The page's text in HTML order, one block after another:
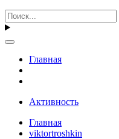
Главная
Активность
Главная
viktortroshkin